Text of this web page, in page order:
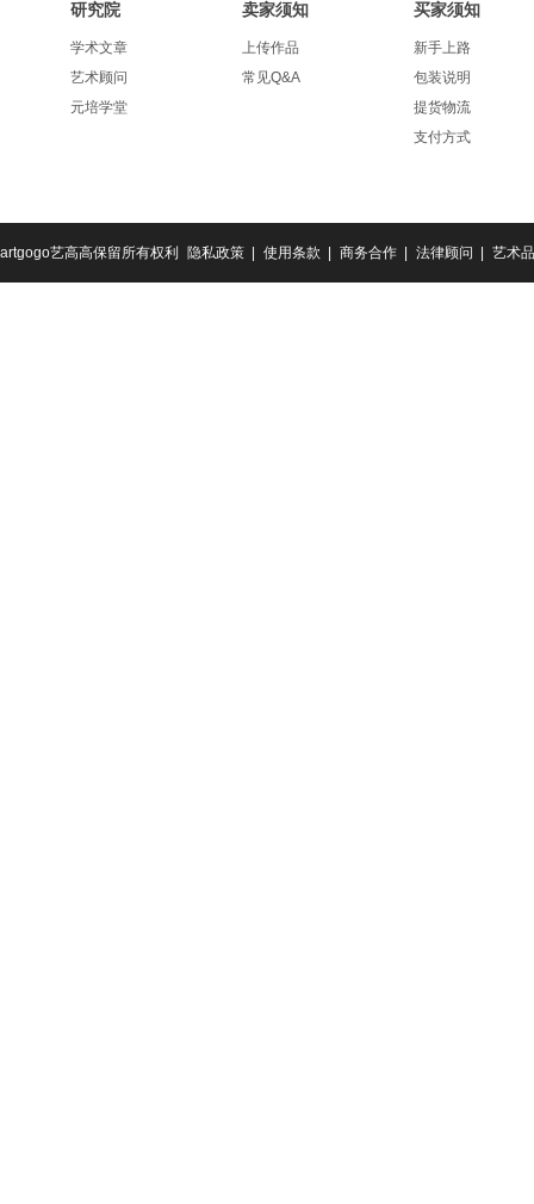
研究院
学术文章
艺术顾问
元培学堂
卖家须知
上传作品
常见Q&A
买家须知
新手上路
包装说明
提货物流
支付方式
artgogo艺高高保留所有权利 隐私政策 | 使用条款 | 商务合作 | 法律顾问 | 艺术